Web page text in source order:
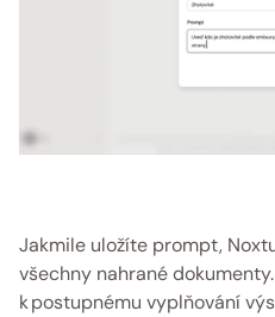
Jakmile uložíte prompt,
všechny nahrané
k postupnému vyplňování